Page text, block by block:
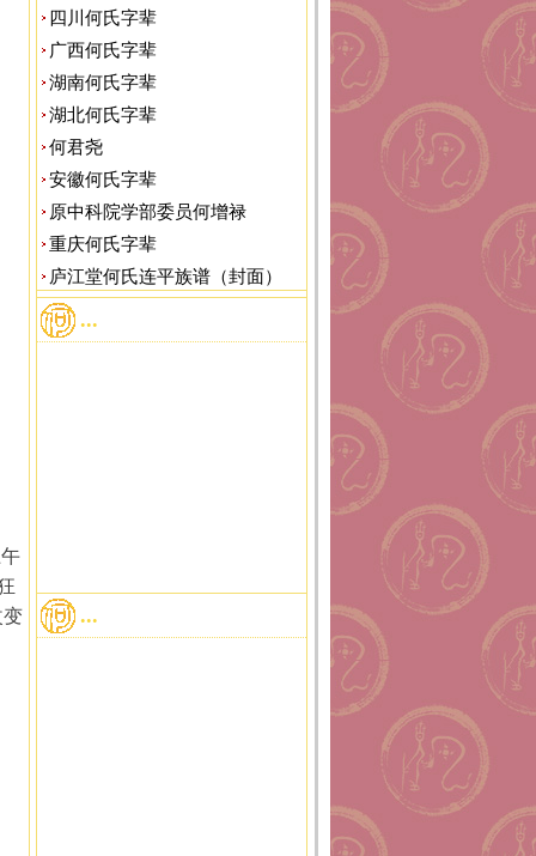
变
四川何氏字辈
广西何氏字辈
湖南何氏字辈
湖北何氏字辈
何君尧
安徽何氏字辈
原中科院学部委员何增禄
重庆何氏字辈
庐江堂何氏连平族谱（封面）
...
...